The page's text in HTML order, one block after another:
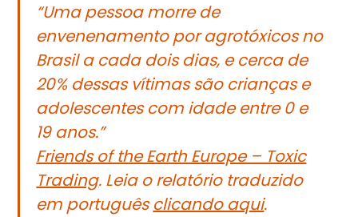
“Uma pessoa morre de
envenenamento por agrotóxicos no
Brasil a cada dois dias, e cerca de
20% dessas vítimas são crianças e
adolescentes com idade entre 0 e
19 anos.”
Friends of the Earth Europe – Toxic
Trading. Leia o relatório traduzido
em portuguêsclicando aqui.